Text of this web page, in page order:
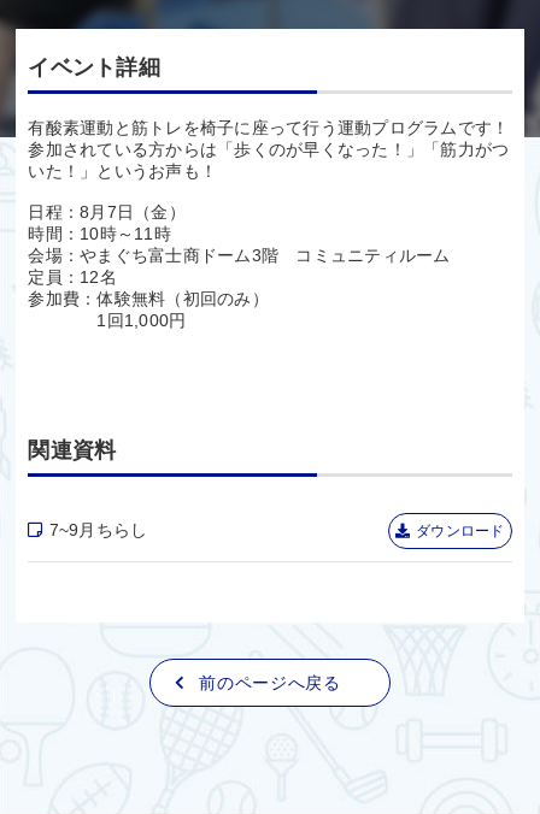
イベント詳細
有酸素運動と筋トレを椅子に座って行う運動プログラムです！
参加されている方からは「歩くのが早くなった！」「筋力がつ
いた！」というお声も！
日程：8月7日（金）
時間：10時～11時
会場：やまぐち富士商ドーム3階 コミュニティルーム
定員：12名
参加費：体験無料（初回のみ）
1回1,000円
関連資料
7~9月ちらし ダウンロード
前のページへ戻る